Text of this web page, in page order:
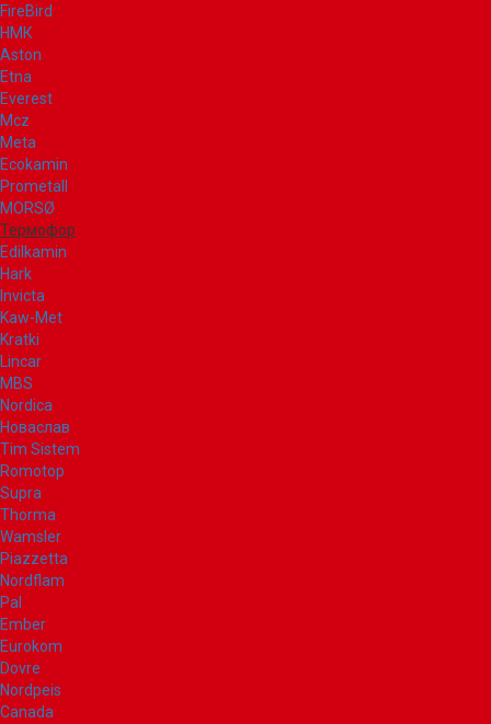
FireBird
НМК
Aston
Etna
Everest
Mcz
Meta
Ecokamin
Prometall
MORSØ
Термофор
Edilkamin
Hark
Invicta
Kaw-Met
Kratki
Lincar
MBS
Nordica
Новаслав
Tim Sistem
Romotop
Supra
Thorma
Wamsler
Piazzetta
Nordflam
Pal
Ember
Eurokom
Dovre
Nordpeis
Canada